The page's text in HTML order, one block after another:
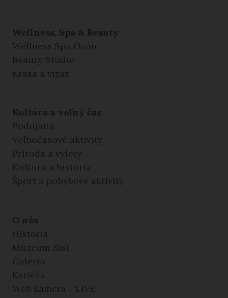
Wellness, Spa & Beauty
Wellness Spa Ozón
Beauty Studio
Krása a vizáž
Kultúra a voľný čas
Podujatia
Voľnočasové aktivity
Príroda a výlety
Kultúra a história
Šport a pohybové aktivity
O nás
História
Múzeum Sisi
Galéria
Kariéra
Web kamera - LIVE